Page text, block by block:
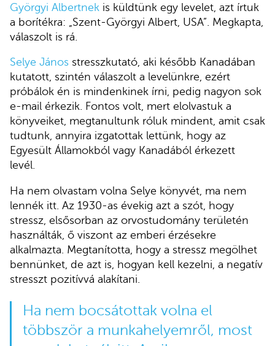
Györgyi Albertnek is küldtünk egy levelet, azt írtuk
a borítékra: „Szent-Györgyi Albert, USA”. Megkapta,
válaszolt is rá.
Selye János stresszkutató, aki később Kanadában
kutatott, szintén válaszolt a levelünkre, ezért
próbálok én is mindenkinek írni, pedig nagyon sok
e-mail érkezik. Fontos volt, mert elolvastuk a
könyveiket, megtanultunk róluk mindent, amit csak
tudtunk, annyira izgatottak lettünk, hogy az
Egyesült Államokból vagy Kanadából érkezett
levél.
Ha nem olvastam volna Selye könyvét, ma nem
lennék itt. Az 1930-as évekig azt a szót, hogy
stressz, elsősorban az orvostudomány területén
használták, ő viszont az emberi érzésekre
alkalmazta. Megtanította, hogy a stressz megölhet
bennünket, de azt is, hogyan kell kezelni, a negatív
stresszt pozitívvá alakítani.
Ha nem bocsátottak volna el
többször a munkahelyemről, most